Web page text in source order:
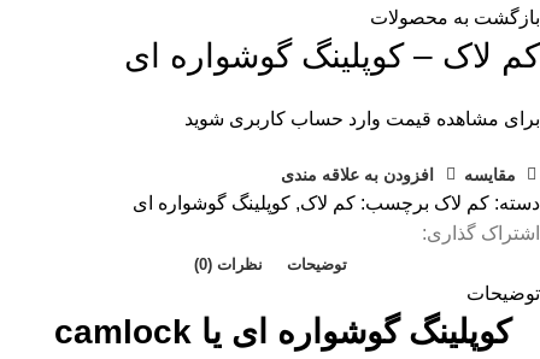
بازگشت به محصولات
کم لاک – کوپلینگ گوشواره ای
برای مشاهده قیمت وارد حساب کاربری شوید
مقایسه افزودن به علاقه مندی
دسته: کم لاک برچسب: کم لاک, کوپلینگ گوشواره ای
اشتراک گذاری:
توضیحات نظرات (0)
توضیحات
کوپلینگ گوشواره ای یا camlock